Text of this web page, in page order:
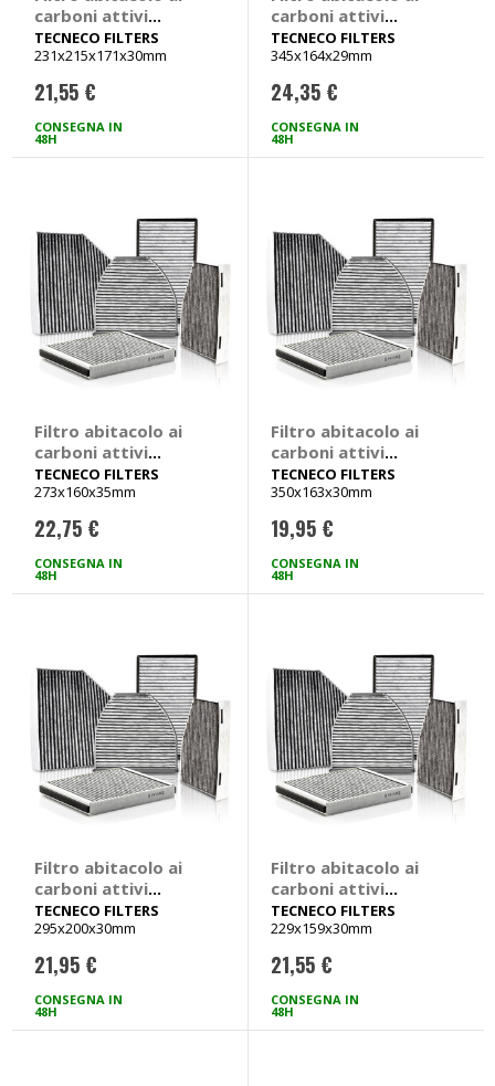
carboni attivi
Carbon Air -
TECNECO FILTERS
Punto
TECNECO FILTERS
231x215x171x30mm
21,55 €
CONSEGNA IN
48H
carboni attivi
Carbon Air Peugeot
206 - TECNECO
206 Tutte
TECNECO FILTERS
345x164x29mm
24,35 €
CONSEGNA IN
48H
Filtro abitacolo ai
carboni attivi
Carbon Air Fiat
Multipla - TECNECO
Multipla tutte
TECNECO FILTERS
273x160x35mm
22,75 €
CONSEGNA IN
48H
Filtro abitacolo ai
carboni attivi
Carbon Air -
TECNECO FILTERS
Tourneo, Transit
TECNECO FILTERS
350x163x30mm
19,95 €
CONSEGNA IN
48H
Filtro abitacolo ai
carboni attivi
Carbon Air -
TECNECO FILTERS
TECNECO FILTERS
295x200x30mm
21,95 €
CONSEGNA IN
48H
Filtro abitacolo ai
carboni attivi
Carbon Air -
TECNECO FILTERS
Kangoo, Megane
TECNECO FILTERS
229x159x30mm
21,55 €
CONSEGNA IN
48H